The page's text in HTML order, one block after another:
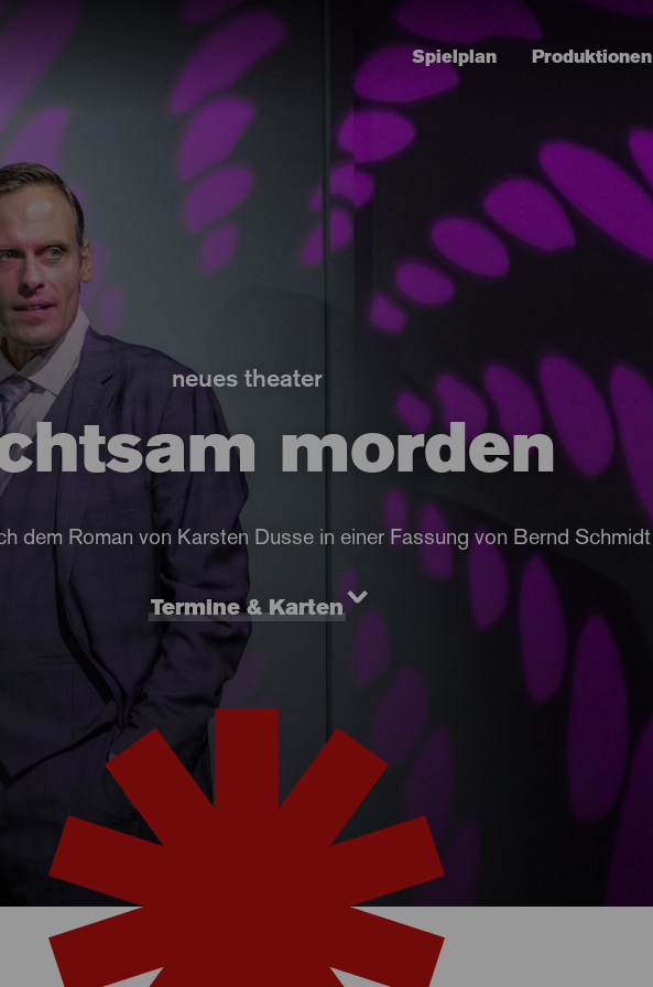
Spielplan Produktionen
neues theater
morden
dem Roman von Karsten Dusse in einer Fassung von Bernd Schmidt
Termine & Karten